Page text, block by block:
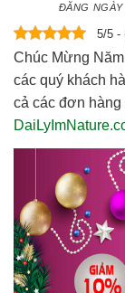
ĐĂNG NGÀY
5/5 -
Chúc Mừng
các quý khách
cả các đơn hàng